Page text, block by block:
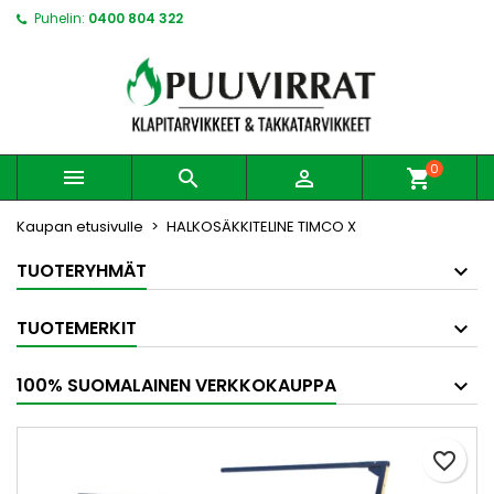
Puhelin: 0400 804 322
   shopping_cart0
Kaupan etusivulle HALKOSÄKKITELINE TIMCO X
TUOTERYHMÄT
TUOTEMERKIT
100% SUOMALAINEN VERKKOKAUPPA
favorite_border